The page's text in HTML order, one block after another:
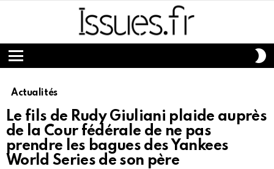
Menu
Actualités
Le fils de Rudy Giuliani plaide auprès
de la Cour fédérale de ne pas
prendre les bagues des Yankees
World Series de son père